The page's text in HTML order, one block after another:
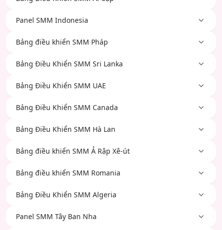
Panel SMM Indonesia
Bảng điều khiển SMM Pháp
Bảng Điều Khiển SMM Sri Lanka
Bảng Điều Khiển SMM UAE
Bảng Điều Khiển SMM Canada
Bảng Điều Khiển SMM Hà Lan
Bảng điều khiển SMM Ả Rập Xê-út
Bảng điều khiển SMM Romania
Bảng Điều Khiển SMM Algeria
Panel SMM Tây Ban Nha